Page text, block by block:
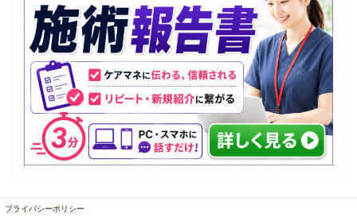
プライバシーポリシー